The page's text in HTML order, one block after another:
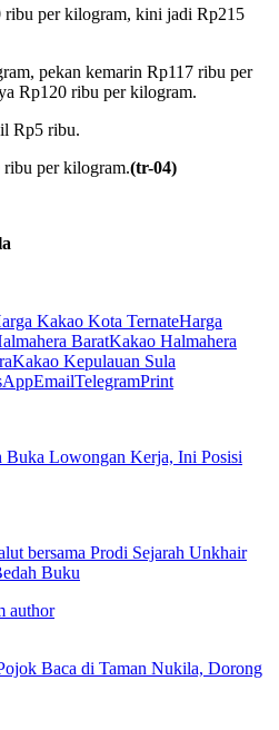
ribu per kilogram, kini jadi Rp215
pekan kemarin Rp117 ribu per
Rp120 ribu per kilogram.
Rp5 ribu.
per kilogram.(tr-04)
Kakao Kota TernateHarga
BaratKakao Halmahera
Kakao Kepulauan Sula
EmailTelegramPrint
Buka Lowongan Kerja, Ini Posisi
bersama Prodi Sejarah Unkhair
Buku
author
Baca di Taman Nukila, Dorong